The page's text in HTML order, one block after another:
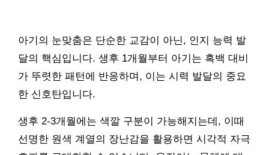
아기의 눈맞춤은 단순한 교감이 아닌, 인지 능력 발
달의 핵심입니다. 생후 1개월부터 아기는 흑백 대비
가 뚜렷한 패턴에 반응하며, 이는 시력 발달의 중요
한 신호탄입니다.
생후 2-3개월에는 색깔 구분이 가능해지는데, 이때
선명한 원색 계열의 장난감을 활용하면 시각적 자극